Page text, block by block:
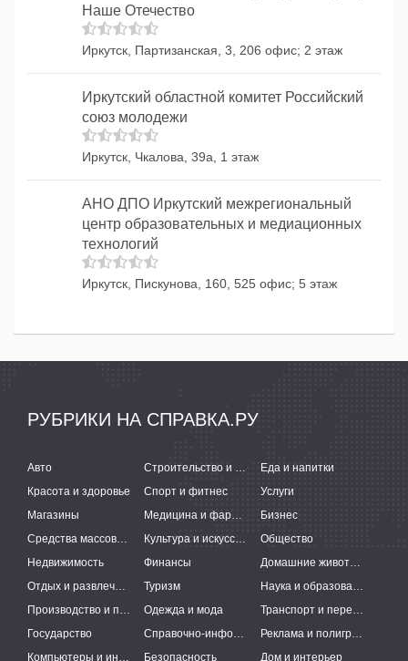
Наше Отечество
Иркутск, Партизанская, 3, 206 офис; 2 этаж
Иркутский областной комитет Российский
союз молодежи
Иркутск, Чкалова, 39а, 1 этаж
АНО ДПО Иркутский межрегиональный
центр образовательных и медиационных
технологий
Иркутск, Пискунова, 160, 525 офис; 5 этаж
РУБРИКИ НА СПРАВКА.РУ
Авто Строительство и ремонт
Еда и напитки
Красота и здоровье
Спорт и фитнес
Услуги
Магазины
Медицина и фармацевтика
Бизнес
Средства массовой информации
Культура и искусство
Общество
Недвижимость
Финансы
Домашние животные
Отдых и развлечения
Туризм
Наука и образование
Производство и поставки
Одежда и мода
Транспорт и перевозки
Государство
Справочно-информационные системы
Реклама и полиграфия
Компьютеры и интернет
Безопасность Дом и интерьер